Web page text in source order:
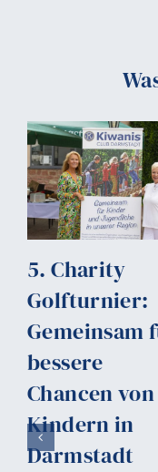
5. Charity
Golfturnier:
Gemeinsam
bessere
Chancen von
Kindern in
Darmstadt